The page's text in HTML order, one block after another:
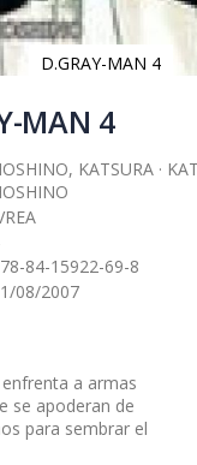
D.GRAY-MAN 4
MAN 4
KATSURA ·
84-15922-69-8
08/2007
a armas
se apoderan de
para sembrar el